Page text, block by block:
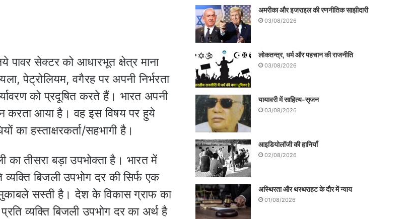
पावर सेक्टर को आधारभूत क्षेत्र माना
पेट्रोलियम, वगैरह पर अपनी निर्भरता
को प्रदूषित करते हैं। भारत अपनी
करता आया है। वह इस विषय पर हुये
का हस्ताक्षरकर्ता/सहभागी है।
का तीसरा बड़ा उपभोक्ता है। भारत में
बिजली उपभोग दर की सिर्फ एक
सस्ती है। देश के विकास ग्राफ का
व्यक्ति बिजली उपभोग दर का अर्थ है
अमरीका और इजराइल की रणनीतिक साझीदारी
03/08/2026
लोकतन्त्र, धर्म और पहचान की राजनीति
03/08/2026
यायावरी में साहित्य-सृजन
03/08/2026
आइडियोलॉजी की हानियाँ
02/08/2026
अस्थिरता और थरथराहट के दौर में न्याय
01/08/2026